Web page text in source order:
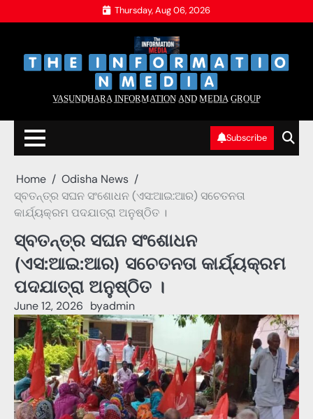
to
Thursday, Aug 06, 2026
V̲A̲S̲U̲N̲D̲H̲A̲R̲A̲ I̲N̲F̲O̲R̲M̲A̲T̲I̲O̲N̲ A̲N̲D̲ M̲E̲D̲I̲A̲ G̲R̲O̲U̲P̲
Subscribe
Home
Odisha News
ସ୍ବତନ୍ତ୍ର ସଘନ ସଂଶୋଧନ (ଏସ:ଆଇ:ଆର) ସଚେତନତା
କାର୍ଯ୍ୟକ୍ରମ ପଦଯାତ୍ରା ଅନୁଷ୍ଠିତ ।
ସ୍ବତନ୍ତ୍ର ସଘନ ସଂଶୋଧନ
(ଏସ:ଆଇ:ଆର) ସଚେତନତା କାର୍ଯ୍ୟକ୍ରମ
ପଦଯାତ୍ରା ଅନୁଷ୍ଠିତ ।
June 12, 2026 byadmin